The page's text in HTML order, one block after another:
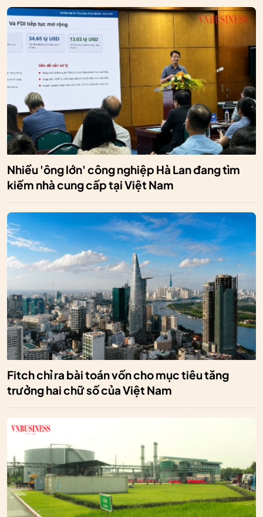
Nhiều 'ông lớn' công nghiệp Hà Lan đang tìm
kiếm nhà cung cấp tại Việt Nam
Fitch chỉ ra bài toán vốn cho mục tiêu tăng
trưởng hai chữ số của Việt Nam